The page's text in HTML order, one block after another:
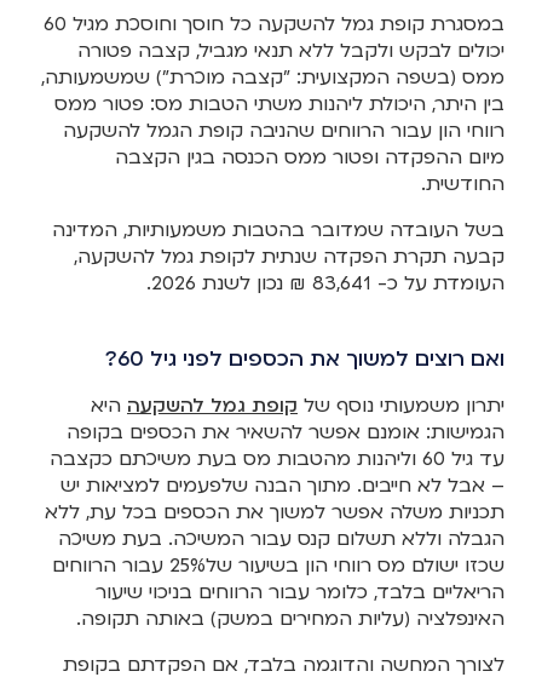
במסגרת קופת גמל להשקעה כל חוסך וחוסכת מגיל 60
יכולים לבקש ולקבל ללא תנאי מגביל, קצבה פטורה
ממס (בשפה המקצועית: "קצבה מוכרת") שמשמעותה,
בין היתר, היכולת ליהנות משתי הטבות מס: פטור ממס
רווחי הון עבור הרווחים שהניבה קופת הגמל להשקעה
מיום ההפקדה ופטור ממס הכנסה בגין הקצבה
החודשית.
בשל העובדה שמדובר בהטבות משמעותיות, המדינה
קבעה תקרת הפקדה שנתית לקופת גמל להשקעה,
העומדת על כ- 83,641 ₪ נכון לשנת 2026.
ואם רוצים למשוך את הכספים לפני גיל 60?
יתרון משמעותי נוסף של קופת גמל להשקעה היא
הגמישות: אומנם אפשר להשאיר את הכספים בקופה
עד גיל 60 וליהנות מהטבות מס בעת משיכתם כקצבה
– אבל לא חייבים. מתוך הבנה שלפעמים למציאות יש
תכניות משלה אפשר למשוך את הכספים בכל עת, ללא
הגבלה וללא תשלום קנס עבור המשיכה. בעת משיכה
שכזו ישולם מס רווחי הון בשיעור של25% עבור הרווחים
הריאליים בלבד, כלומר עבור הרווחים בניכוי שיעור
האינפלציה (עליות המחירים במשק) באותה תקופה.
לצורך המחשה והדוגמה בלבד, אם הפקדתם בקופת